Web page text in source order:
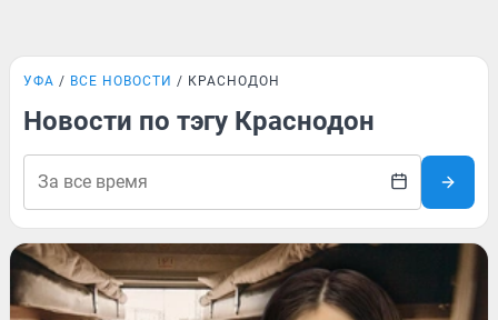
УФА ВСЕ НОВОСТИ КРАСНОДОН
Новости по тэгу Краснодон